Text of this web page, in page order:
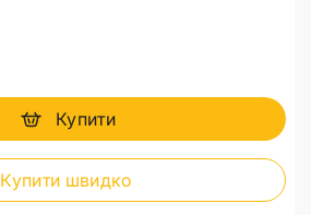
Купити
Купити швидко